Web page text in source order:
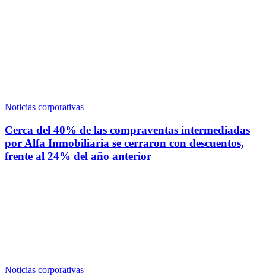
Noticias corporativas
Cerca del 40% de las compraventas intermediadas
por Alfa Inmobiliaria se cerraron con descuentos,
frente al 24% del año anterior
Noticias corporativas